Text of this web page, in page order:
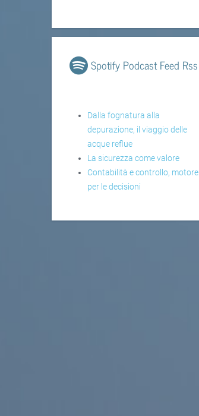
Spotify Podcast Feed Rss
Dalla fognatura alla
depurazione, il viaggio delle
acque reflue
La sicurezza come valore
Contabilità e controllo, motore
per le decisioni